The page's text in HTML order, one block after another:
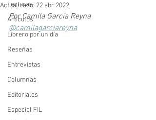
Lecturas
Artículos
Librero por un día
Reseñas
Entrevistas
Columnas
Editoriales
Especial FIL
Actualizado: 22 abr 2022
Por Camila García Reyna
@camilagarciareyna